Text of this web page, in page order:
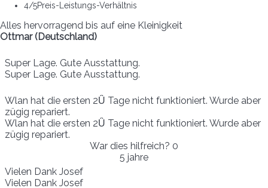
4/5Preis-Leistungs-Verhältnis
Alles hervorragend bis auf eine Kleinigkeit
Ottmar (Deutschland)
Super Lage. Gute Ausstattung.
Super Lage. Gute Ausstattung.
Wlan hat die ersten 2Ǚ Tage nicht funktioniert. Wurde aber
zügig repariert.
Wlan hat die ersten 2Ǚ Tage nicht funktioniert. Wurde aber
zügig repariert.
War dies hilfreich? 0
5 jahre
Vielen Dank Josef
Vielen Dank Josef